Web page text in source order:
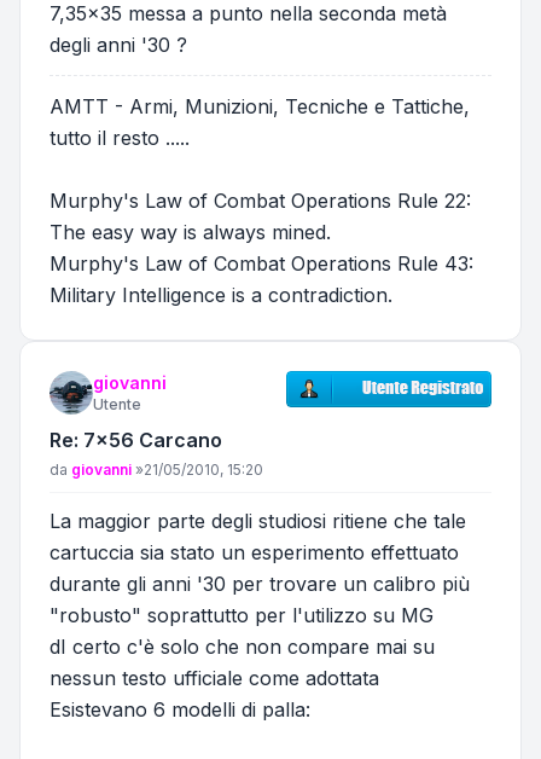
7,35x35 messa a punto nella seconda metà
degli anni '30 ?
AMTT - Armi, Munizioni, Tecniche e Tattiche,
tutto il resto .....
Murphy's Law of Combat Operations Rule 22:
The easy way is always mined.
Murphy's Law of Combat Operations Rule 43:
Military Intelligence is a contradiction.
giovanni
Utente
Re: 7x56 Carcano
Messaggio
da giovanni »21/05/2010, 15:20
La maggior parte degli studiosi ritiene che tale
cartuccia sia stato un esperimento effettuato
durante gli anni '30 per trovare un calibro più
"robusto" soprattutto per l'utilizzo su MG
dI certo c'è solo che non compare mai su
nessun testo ufficiale come adottata
Esistevano 6 modelli di palla: